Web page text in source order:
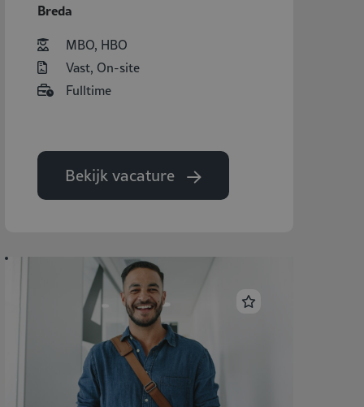
Breda
MBO, HBO
Vast, On-site
Fulltime
Bekijk vacature